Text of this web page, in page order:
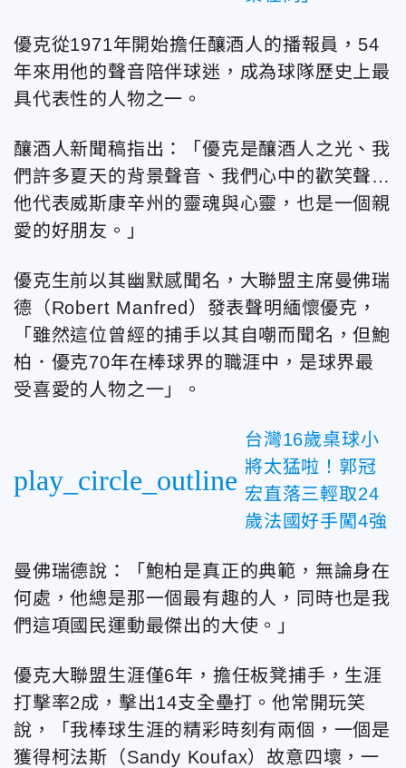
優克從1971年開始擔任釀酒人的播報員，54
年來用他的聲音陪伴球迷，成為球隊歷史上最
具代表性的人物之一。
釀酒人新聞稿指出：「優克是釀酒人之光、我
們許多夏天的背景聲音、我們心中的歡笑聲…
他代表威斯康辛州的靈魂與心靈，也是一個親
愛的好朋友。」
優克生前以其幽默感聞名，大聯盟主席曼佛瑞
德（Robert Manfred）發表聲明緬懷優克，
「雖然這位曾經的捕手以其自嘲而聞名，但鮑
柏．優克70年在棒球界的職涯中，是球界最
受喜愛的人物之一」。
play_circle_outline
台灣16歲桌球小
將太猛啦！郭冠
宏直落三輕取24
歲法國好手闖4強
曼佛瑞德說：「鮑柏是真正的典範，無論身在
何處，他總是那一個最有趣的人，同時也是我
們這項國民運動最傑出的大使。」
優克大聯盟生涯僅6年，擔任板凳捕手，生涯
打擊率2成，擊出14支全壘打。他常開玩笑
說，「我棒球生涯的精彩時刻有兩個，一個是
獲得柯法斯（Sandy Koufax）故意四壞，一